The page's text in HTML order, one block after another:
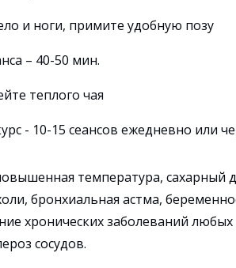
и ноги, примите удобную позу
– 40-50 мин.
теплого чая
- 10-15 сеансов ежедневно или
температура, сахарный
бронхиальная астма,
хронических заболеваний
сосудов.